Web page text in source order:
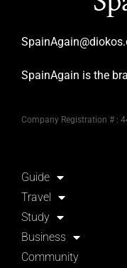
SpainAgain is the
Company Registration # :
Guide
Travel
Study
Business
Community